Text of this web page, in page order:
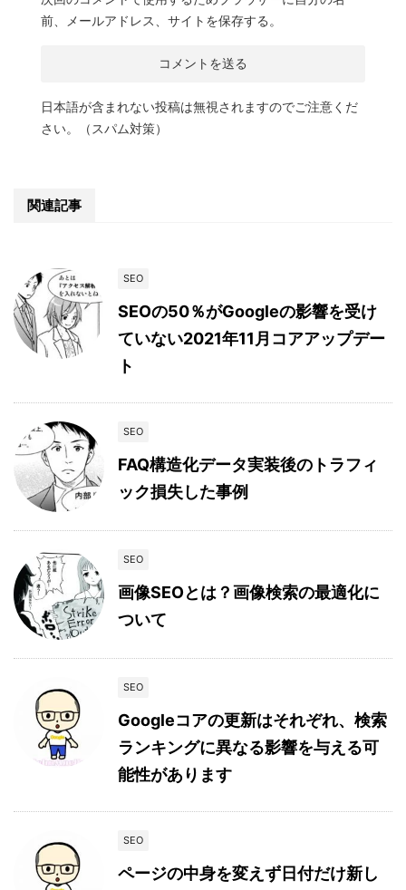
前、メールアドレス、サイトを保存する。
日本語が含まれない投稿は無視されますのでご注意くだ
さい。（スパム対策）
関連記事
SEO
SEOの50％がGoogleの影響を受け
ていない2021年11月コアアップデー
ト
SEO
FAQ構造化データ実装後のトラフィ
ック損失した事例
SEO
画像SEOとは？画像検索の最適化に
ついて
SEO
Googleコアの更新はそれぞれ、検索
ランキングに異なる影響を与える可
能性があります
SEO
ページの中身を変えず日付だけ新し